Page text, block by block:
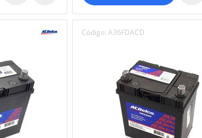
Código: A36FDACD